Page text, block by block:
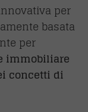
per
basata
per
immobiliare
concetti di